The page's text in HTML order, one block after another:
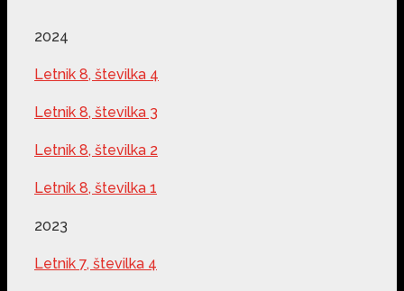
2024
Letnik 8, številka 4
Letnik 8, številka 3
Letnik 8, številka 2
Letnik 8, številka 1
2023
Letnik 7, številka 4